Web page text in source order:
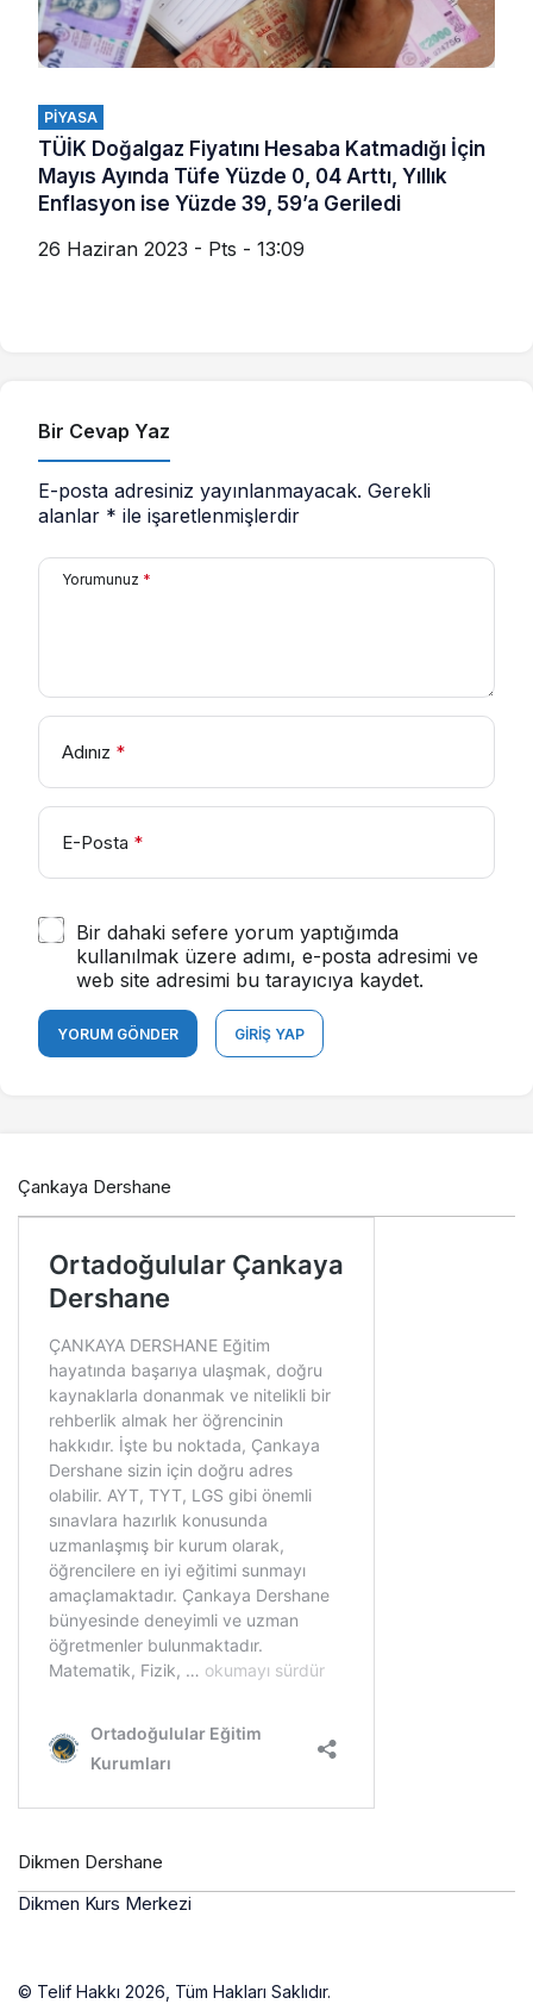
PIYASA
TÜİK Doğalgaz Fiyatını Hesaba Katmadığı İçin
Mayıs Ayında Tüfe Yüzde 0, 04 Arttı, Yıllık
Enflasyon ise Yüzde 39, 59’a Geriledi
26 Haziran 2023 - Pts - 13:09
Bir Cevap Yaz
E-posta adresiniz yayınlanmayacak. Gerekli
alanlar * ile işaretlenmişlerdir
Yorumunuz *
Adınız *
E-Posta *
Bir dahaki sefere yorum yaptığımda
kullanılmak üzere adımı, e-posta adresimi ve
web site adresimi bu tarayıcıya kaydet.
YORUM GÖNDER GIRIŞ YAP
Çankaya Dershane
Dikmen Dershane
Dikmen Kurs Merkezi
© Telif Hakkı 2026, Tüm Hakları Saklıdır.